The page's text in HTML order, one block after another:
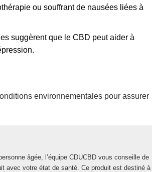
ou souffrant de nausées liées à
suggèrent que le CBD peut aider à
environnementales pour assurer
âgée, l’équipe CDUCBD vous conseille de
avec votre état de santé. Ce produit est destiné à